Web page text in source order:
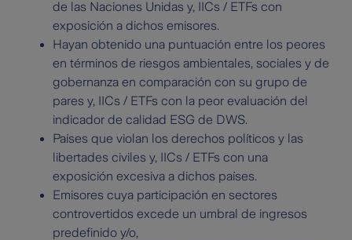
de las Naciones Unidas y, IICs / ETFs con
exposición a dichos emisores.
Hayan obtenido una puntuación entre los peores
en términos de riesgos ambientales, sociales y de
gobernanza en comparación con su grupo de
pares y, IICs / ETFs con la peor evaluación del
indicador de calidad ESG de DWS.
Países que violan los derechos políticos y las
libertades civiles y, IICs / ETFs con una
exposición excesiva a dichos países.
Emisores cuya participación en sectores
controvertidos excede un umbral de ingresos
predefinido y/o,